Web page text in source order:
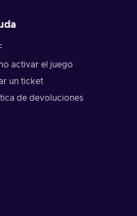
activar el juego
un ticket
de devoluciones